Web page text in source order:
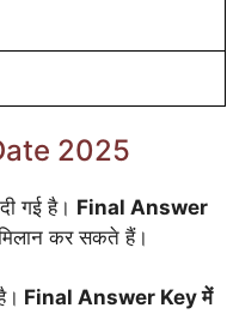
2025
गई है। Final Answer
कर सकते हैं।
Final Answer Key में